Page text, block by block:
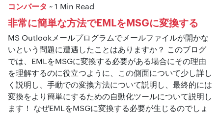
コンバータ ~ 1 Min Read
非常に簡単な方法でEMLをMSGに変換する
MS Outlookメールプログラムでメールファイルが開かな
いという問題に遭遇したことはありますか？ このブログ
では、EMLをMSGに変換する必要がある場合にその理由
を理解するのに役立つように、この側面について少し詳し
く説明し、手動での変換方法について説明し、最終的には
変換をより簡単にするための自動化ツールについて説明し
ます！ なぜEMLをMSGに変換する必要が生じるのでしょ